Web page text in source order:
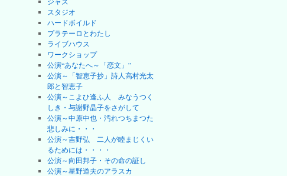
スタジオ
ハードボイルド
プラテーロとわたし
ライブハウス
ワークショップ
公演“あなたへ～「恋文」”
公演～「智恵子抄」詩人高村光太
郎と智恵子
公演～こよひ逢ふ人 みなうつく
しき・与謝野晶子をさがして
公演～中原中也・汚れつちまつた
悲しみに・・・
公演～吉野弘 二人が睦まじくい
るためには・・・・
公演～向田邦子・その命の証し
公演～星野道夫のアラスカ